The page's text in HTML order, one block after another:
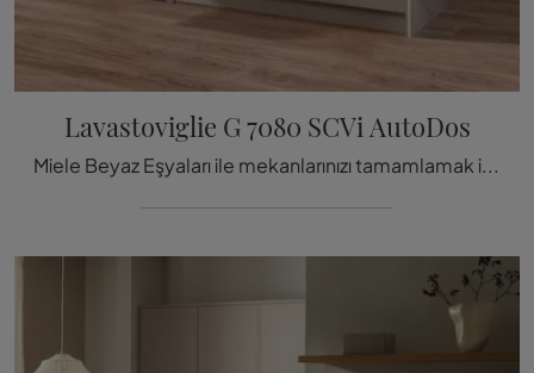
Lavastoviglie G 7080 SCVi AutoDos
Miele Beyaz Eşyaları ile mekanlarınızı tamamlamak ister misiniz? İşte G 7080 SCVi AutoDos gibi çeşitli bulaşık makin